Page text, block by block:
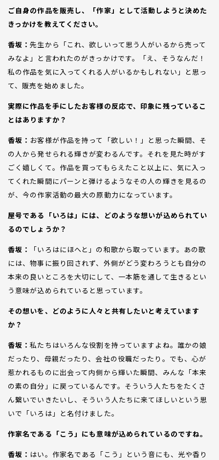
ご自身の作品を販売し、「作家」として活動しようと決めた
きっかけを教えてください。
香坂：先生から「これ、欲しいって思う人がいるから売って
みなよ」と言われたのがきっかけです。「え、そうなんだ！
私の作品を気に入ってくれる人がいるかもしれない」と思っ
て、販売を始めました。
実際に作品を手にしたお客様の反応で、印象に残っているこ
とはありますか？
香坂： お客様が作品を持って「欲しい！」と思った瞬間、そ
の人から発せられる輝きが変わるんです。それを見た時がす
ごく嬉しくて。作品を買ってもらえたこと以上に、気に入っ
てくれた瞬間にパーンと弾けるようなその人の輝きを見るの
が、今の作家活動の最大の原動力になっています。
屋号である「いろは」には、どのような想いが込められてい
るのでしょうか？
香坂：
「いろはにほへと」の和歌から取っています。あの歌
には、物事に振り回されず、外側がどう変わろうとも自分の
本来の良いところを大切にして、一本筋を通して生きるとい
う意味が込められていると思っています。
その想いを、どのように人々と共有したいと考えています
か？
香坂：私たちはいろんな役割を持っていますよね。誰かの娘
だったり、母親だったり、会社の役職だったり。でも、心が
惹かれるものに出会って内側から輝いた瞬間、みんな「本来
の素の自分」に戻っているんです。そういう人たちをたくさ
ん繋いでいきたいし、そういう人たちに来てほしいという思
いで「いろは」と名付けました。
作家名である「こう」にも意味が込められているのですね。
香坂： はい。作家名である「こう」という音にも、光や香り